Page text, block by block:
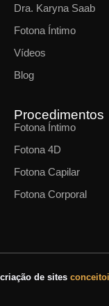
Dra. Karyna Saab
Fotona Íntimo
Vídeos
Blog
Procedimentos
Fotona Íntimo
Fotona 4D
Fotona Capilar
Fotona Corporal
criação de sites